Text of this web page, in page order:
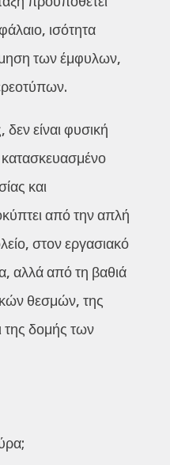
ισότητα
των έμφυλων,
είναι φυσική
και
από την απλή
στον εργασιακό
αλλά από τη βαθιά
θεσμών, της
δομής των